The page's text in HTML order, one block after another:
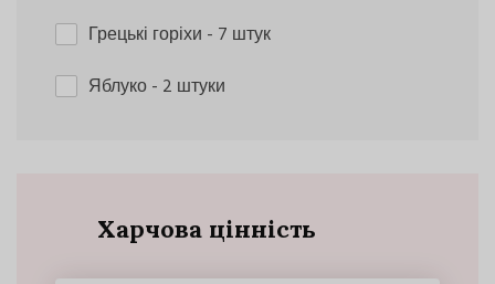
Грецькі горіхи - 7 штук
Яблуко- 2 штуки
Харчова цінність